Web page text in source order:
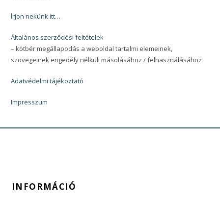
Írjon nekünk itt…
Általános szerződési feltételek
– kötbér megállapodás a weboldal tartalmi elemeinek,
szövegeinek engedély nélküli másolásához / felhasználásához
Adatvédelmi tájékoztató
Impresszum
INFORMÁCIÓ